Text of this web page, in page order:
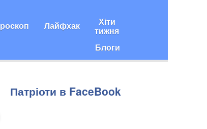
Лайфхак Хіти
тижня
Блоги
Патріоти в FaceBook